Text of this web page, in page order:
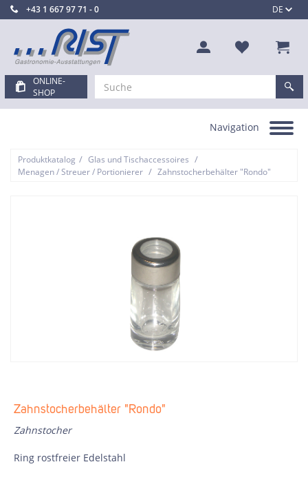
DE
+43 1 667 97 71 - 0
ONLINE-
SHOP
Toggle
Navigation
Produktkatalog / Glas und Tischaccessoires /
Menagen / Streuer / Portionierer / Zahnstocherbehälter "Rondo"
Zahnstocherbehälter "Rondo"
Zahnstocher
Ring rostfreier Edelstahl